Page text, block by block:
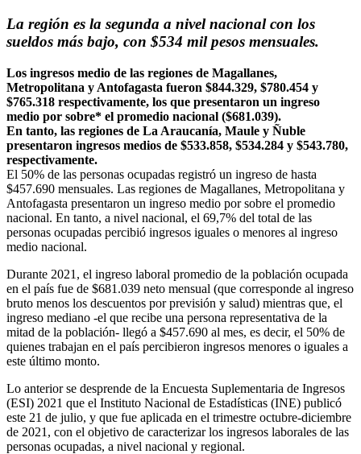
La región es la segunda a nivel nacional con los
sueldos más bajo, con $534 mil pesos mensuales.
Los ingresos medio de las regiones de Magallanes,
Metropolitana y Antofagasta fueron $844.329, $780.454 y
$765.318 respectivamente, los que presentaron un ingreso
medio por sobre* el promedio nacional ($681.039).
En tanto, las regiones de La Araucanía, Maule y Ñuble
presentaron ingresos medios de $533.858, $534.284 y $543.780,
respectivamente.
El 50% de las personas ocupadas registró un ingreso de hasta
$457.690 mensuales. Las regiones de Magallanes, Metropolitana y
Antofagasta presentaron un ingreso medio por sobre el promedio
nacional. En tanto, a nivel nacional, el 69,7% del total de las
personas ocupadas percibió ingresos iguales o menores al ingreso
medio nacional.
Durante 2021, el ingreso laboral promedio de la población ocupada
en el país fue de $681.039 neto mensual (que corresponde al ingreso
bruto menos los descuentos por previsión y salud) mientras que, el
ingreso mediano -el que recibe una persona representativa de la
mitad de la población- llegó a $457.690 al mes, es decir, el 50% de
quienes trabajan en el país percibieron ingresos menores o iguales a
este último monto.
Lo anterior se desprende de la Encuesta Suplementaria de Ingresos
(ESI) 2021 que el Instituto Nacional de Estadísticas (INE) publicó
este 21 de julio, y que fue aplicada en el trimestre octubre-diciembre
de 2021, con el objetivo de caracterizar los ingresos laborales de las
personas ocupadas, a nivel nacional y regional.